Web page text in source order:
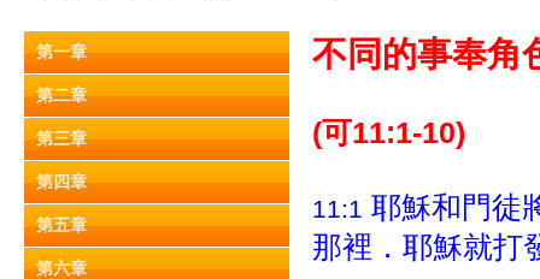
第一章
第二章
第三章
第四章
第五章
第六章
不同的事奉角
(可11:1-10)
11:1 耶穌和門徒
那裡．耶穌就打